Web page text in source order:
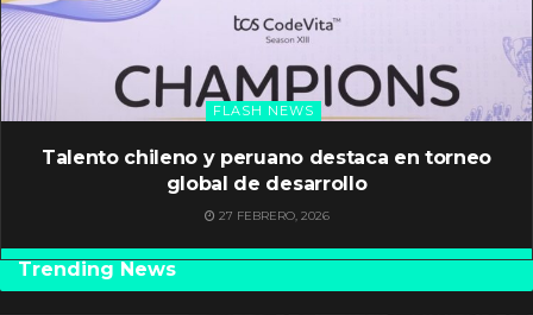
FLASH NEWS
Talento chileno y peruano destaca en torneo
global de desarrollo
27 FEBRERO, 2026
Trending News